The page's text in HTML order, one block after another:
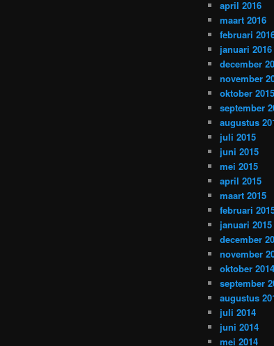
april 2016
maart 2016
februari
januari 2016
december
november
oktober 2015
september
augustus
juli 2015
juni 2015
mei 2015
april 2015
maart 2015
februari
januari 2015
december
november
oktober 2014
september
augustus
juli 2014
juni 2014
mei 2014